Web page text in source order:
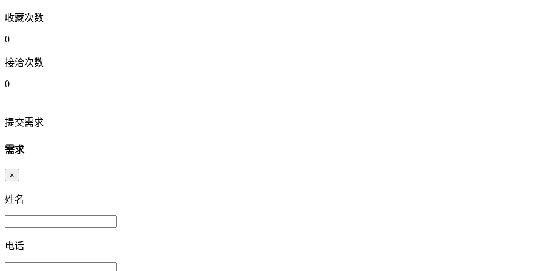
收藏次数
0
接洽次数
0
提交需求
需求
×
姓名
电话